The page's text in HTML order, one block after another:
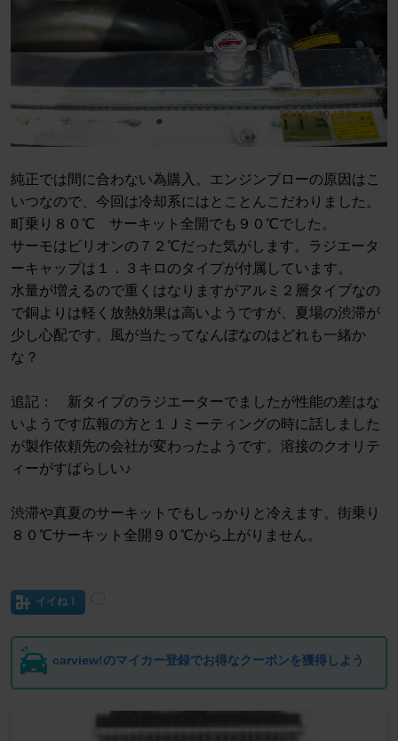
純正では間に合わない為購入。エンジンブローの原因はこ
いつなので、今回は冷却系にはとことんこだわりました。
町乗り８０℃ サーキット全開でも９０℃でした。
サーモはビリオンの７２℃だった気がします。ラジエータ
ーキャップは１．３キロのタイプが付属しています。
水量が増えるので重くはなりますがアルミ２層タイプなの
で銅よりは軽く放熱効果は高いようですが、夏場の渋滞が
少し心配です。風が当たってなんぼなのはどれも一緒か
な？
追記： 新タイプのラジエーターでましたが性能の差はな
いようです広報の方と１Ｊミーティングの時に話しました
が製作依頼先の会社が変わったようです。溶接のクオリテ
ィーがすばらしい♪
渋滞や真夏のサーキットでもしっかりと冷えます。街乗り
８０℃サーキット全開９０℃から上がりません。
イイね！
carview!のマイカー登録でお得なクーポンを獲得しよう